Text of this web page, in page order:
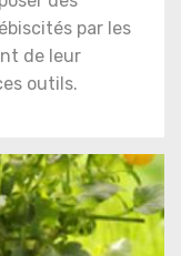
par les
de leur
outils.